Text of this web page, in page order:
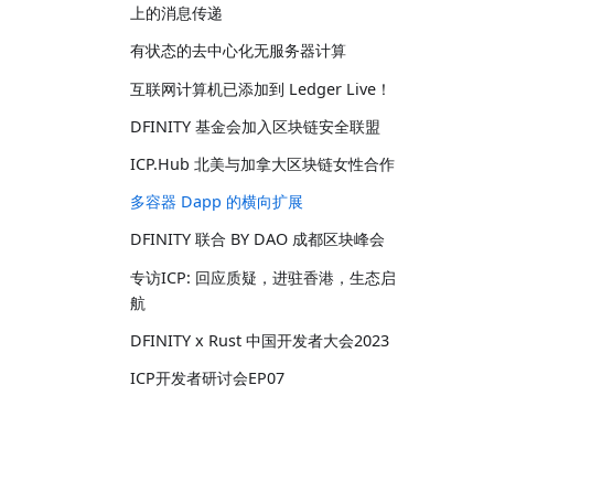
上的消息传递
有状态的去中心化无服务器计算
互联网计算机已添加到 Ledger Live！
DFINITY 基金会加入区块链安全联盟
ICP.Hub 北美与加拿大区块链女性合作
多容器 Dapp 的横向扩展
DFINITY 联合 BY DAO 成都区块峰会
专访ICP: 回应质疑，进驻香港，生态启
航
DFINITY x Rust 中国开发者大会2023
ICP开发者研讨会EP07